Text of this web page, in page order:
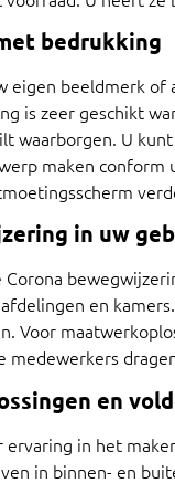
bedrukking
beeldmerk of
is zeer geschikt
waarborgen. U
maken
in uw
en
Voor
medewerkers
en
in het
in binnen- en